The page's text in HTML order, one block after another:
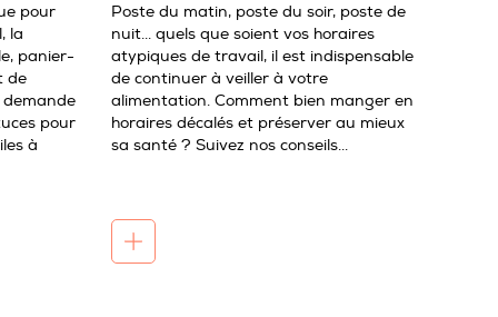
pour
la
panier-
de
demande
pour
à
Poste du matin, poste du soir, poste de
nuit... quels que soient vos horaires
atypiques de travail, il est indispensable
de continuer à veiller à votre
alimentation. Comment bien manger en
horaires décalés et préserver au mieux
sa santé ? Suivez nos conseils...